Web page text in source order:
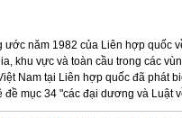
ước năm 1982 của Liên hợp quốc
khu vực và toàn cầu trong các
Nam tại Liên hợp quốc đã phát
mục 34 "các đại dương và Luật